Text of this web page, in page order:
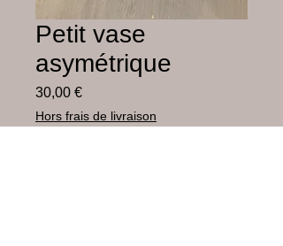
Petit vase
asymétrique
30,00 €Prix
Hors frais de livraison